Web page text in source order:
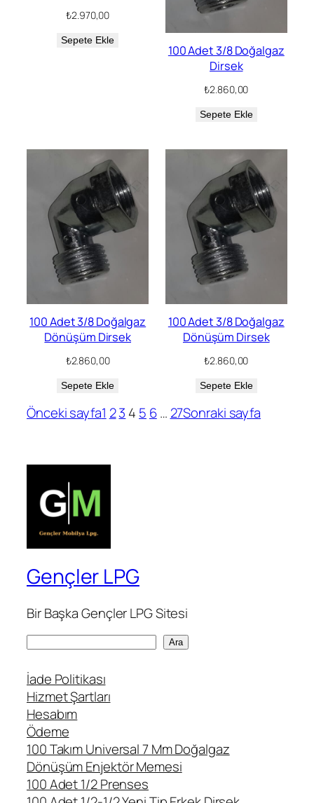
₺2.970,00
Sepete Ekle
100 Adet 3/8 Doğalgaz
Dirsek
₺2.860,00
Sepete Ekle
100 Adet 3/8 Doğalgaz
Dönüşüm Dirsek
₺2.860,00
Sepete Ekle
100 Adet 3/8 Doğalgaz
Dönüşüm Dirsek
₺2.860,00
Sepete Ekle
Önceki sayfa1 23 4 5 6 … 27Sonraki sayfa
Gençler LPG
Bir Başka Gençler LPG Sitesi
a
Ara
İade Politikası
Hizmet Şartları
Hesabım
Ödeme
100 Takım Universal 7 Mm Doğalgaz
Dönüşüm Enjektör Memesi
100 Adet 1/2 Prenses